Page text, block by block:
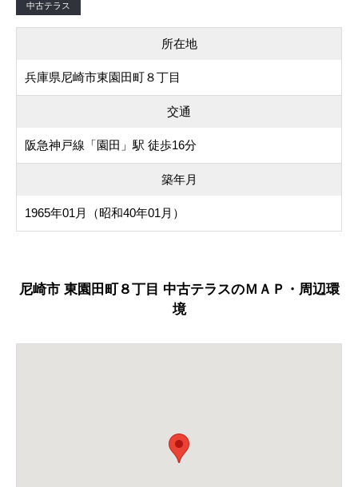
中古テラス
所在地
兵庫県尼崎市東園田町８丁目
交通
阪急神戸線「園田」駅 徒歩16分
築年月
1965年01月（昭和40年01月）
尼崎市 東園田町８丁目 中古テラスのＭＡＰ・周辺環
境